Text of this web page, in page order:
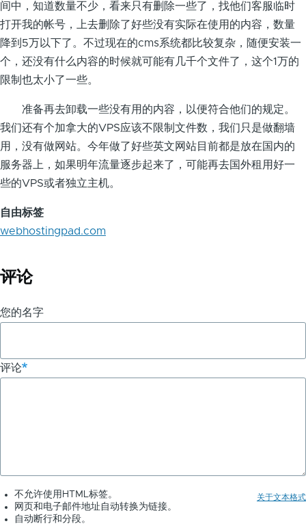
间中，知道数量不少，看来只有删除一些了，找他们客服临时
打开我的帐号，上去删除了好些没有实际在使用的内容，数量
降到5万以下了。不过现在的cms系统都比较复杂，随便安装一
个，还没有什么内容的时候就可能有几千个文件了，这个1万的
限制也太小了一些。
准备再去卸载一些没有用的内容，以便符合他们的规定。
我们还有个加拿大的VPS应该不限制文件数，我们只是做翻墙
用，没有做网站。今年做了好些英文网站目前都是放在国内的
服务器上，如果明年流量逐步起来了，可能再去国外租用好一
些的VPS或者独立主机。
自由标签
webhostingpad.com
评论
您的名字
评论
关于文本格式
不允许使用HTML标签。
网页和电子邮件地址自动转换为链接。
自动断行和分段。